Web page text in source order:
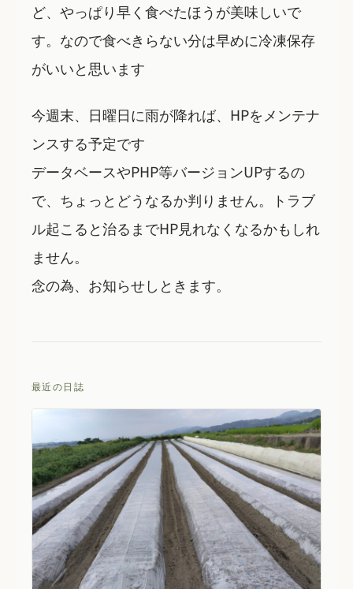
ど、やっぱり早く食べたほうが美味しいで
す。なので食べきらない分は早めに冷凍保存
がいいと思います
今週末、日曜日に雨が降れば、HPをメンテナ
ンスする予定です
データベースやPHP等バージョンUPするの
で、ちょっとどうなるか判りません。トラブ
ル起こると治るまでHP見れなくなるかもしれ
ません。
念の為、お知らせしときます。
最近の日誌